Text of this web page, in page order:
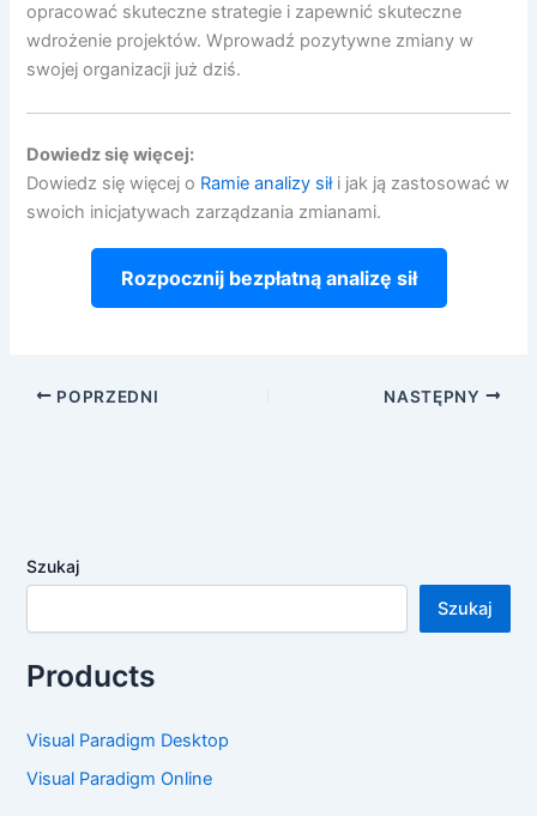
opracować skuteczne strategie i zapewnić skuteczne
wdrożenie projektów. Wprowadź pozytywne zmiany w
swojej organizacji już dziś.
Dowiedz się więcej:
Dowiedz się więcej o Ramie analizy siłi jak ją zastosować w
swoich inicjatywach zarządzania zmianami.
Rozpocznij bezpłatną analizę sił
POPRZEDNI NASTĘPNY
Szukaj
Szukaj
Products
Visual Paradigm Desktop
Visual Paradigm Online